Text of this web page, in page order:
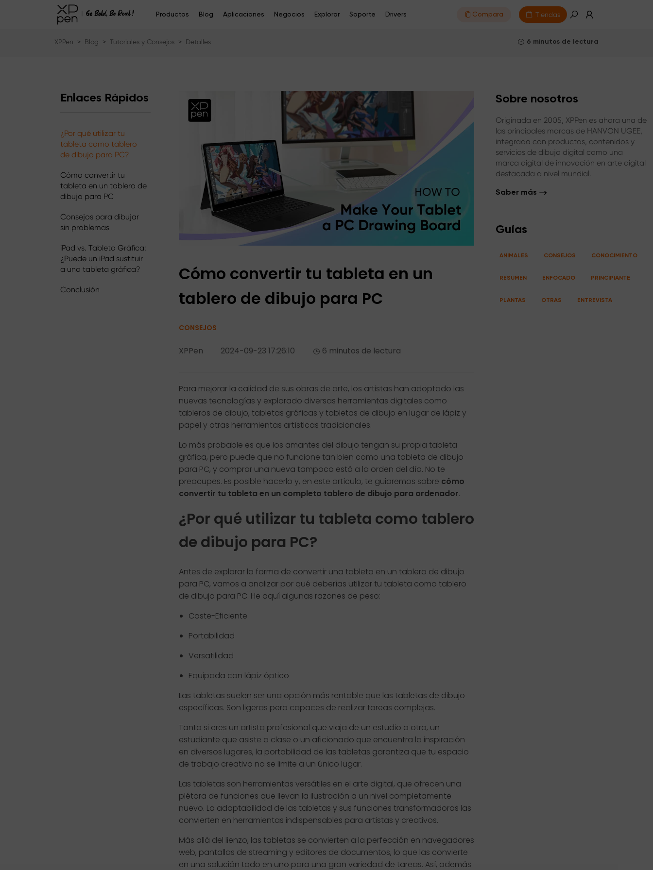
Productos Blog Aplicaciones Negocios Explorar Soporte Drivers Compara Tiendas
XPPen > Blog > Tutoriales y Consejos > Detalles 6 minutos de lectura
Enlaces Rápidos
¿Por qué utilizar tu
tableta como tablero
de dibujo para PC?
Cómo convertir tu
tableta en un tablero de
dibujo para PC
Consejos para dibujar
sin problemas
iPad vs. Tableta Gráfica:
¿Puede un iPad sustituir
a una tableta gráfica?
Conclusión
Cómo convertir tu tableta en un
tablero de dibujo para PC
CONSEJOS
XPPen 2024-09-23 17:26:10 6 minutos de lectura
Para mejorar la calidad de sus obras de arte, los artistas han adoptado las
nuevas tecnologías y explorado diversas herramientas digitales como
tableros de dibujo, tabletas gráficas y tabletas de dibujo en lugar de lápiz y
papel y otras herramientas artísticas tradicionales.
Lo más probable es que los amantes del dibujo tengan su propia tableta
gráfica, pero puede que no funcione tan bien como una tableta de dibujo
para PC, y comprar una nueva tampoco está a la orden del día. No te
preocupes. Es posible hacerlo y, en este artículo, te guiaremos sobre cómo
convertir tu tableta en un completo tablero de dibujo para ordenador.
¿Por qué utilizar tu tableta como tablero
de dibujo para PC?
Antes de explorar la forma de convertir una tableta en un tablero de dibujo
para PC, vamos a analizar por qué deberías utilizar tu tableta como tablero
de dibujo para PC. He aquí algunas razones de peso:
Coste-Eficiente
Portabilidad
Versatilidad
Equipada con lápiz óptico
Las tabletas suelen ser una opción más rentable que las tabletas de dibujo
específicas. Son ligeras pero capaces de realizar tareas complejas.
Tanto si eres un artista profesional que viaja de un estudio a otro, un
estudiante que asiste a clase o un aficionado que encuentra la inspiración
en diversos lugares, la portabilidad de las tabletas garantiza que tu espacio
de trabajo creativo no se limite a un único lugar.
Las tabletas son herramientas versátiles en el arte digital, que ofrecen una
plétora de funciones que llevan la ilustración a un nivel completamente
nuevo. La adaptabilidad de las tabletas y sus funciones transformadoras las
convierten en herramientas indispensables para artistas y creativos.
Más allá del lienzo, las tabletas se convierten a la perfección en navegadores
web, pantallas de streaming y editores de documentos, lo que las convierte
en una solución todo en uno para una gran variedad de tareas. Así, además
Sobre nosotros
Originada en 2005, XPPen es ahora una de
las principales marcas de HANVON UGEE,
integrada con productos, contenidos y
servicios de dibujo digital como una
marca digital de innovación en arte digital
destacada a nivel mundial.
Saber más
Guías
ANIMALES CONSEJOS CONOCIMIENTO
RESUMEN ENFOCADO PRINCIPIANTE
PLANTAS OTRAS ENTREVISTA